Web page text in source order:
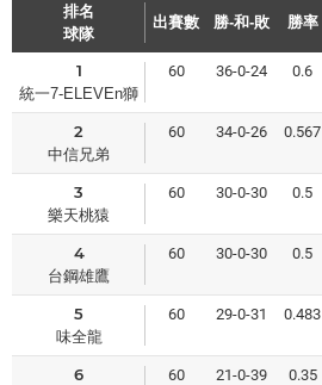
排名
球隊
出賽數 勝-和-敗 勝率
1
統一7-ELEVEn獅
60 36-0-24 0.6
2
中信兄弟
60 34-0-26 0.567
3
樂天桃猿
60 30-0-30 0.5
4
台鋼雄鷹
60 30-0-30 0.5
5
味全龍
60 29-0-31 0.483
6 60 21-0-39 0.35